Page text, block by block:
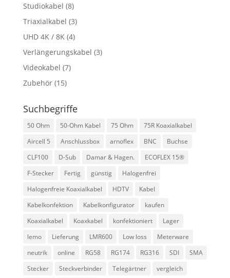
Studiokabel (8)
Triaxialkabel (3)
UHD 4K / 8K (4)
Verlängerungskabel (3)
Videokabel (7)
Zubehör(15)
Suchbegriffe
50 Ohm 50-Ohm Kabel 75 Ohm
75R Koaxialkabel
Aircell 5
Anschlussbox arnoflex BNC
Buchse
CLF100
D-Sub Damar & Hagen.
ECOFLEX 15®
F-Stecker
Fertig günstig
Halogenfrei
Halogenfreie Koaxialkabel
HDTV
Kabel
Kabelkonfektion
Kabelkonfigurator
kaufen
Koaxialkabel
Koaxkabel konfektioniert
Lager
lemo
Lieferung LMR600 Low loss
Meterware
neutrik
online RG58 RG174 RG316 SDI
SMA
Stecker
Steckverbinder Telegärtner
vergleich